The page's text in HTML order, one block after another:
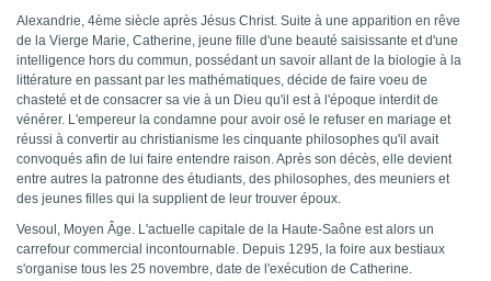
Alexandrie, 4ème siècle après Jésus Christ. Suite à une apparition en rêve
de la Vierge Marie, Catherine, jeune fille d'une beauté saisissante et d'une
intelligence hors du commun, possédant un savoir allant de la biologie à la
littérature en passant par les mathématiques, décide de faire voeu de
chasteté et de consacrer sa vie à un Dieu qu'il est à l'époque interdit de
vénérer. L'empereur la condamne pour avoir osé le refuser en mariage et
réussi à convertir au christianisme les cinquante philosophes qu'il avait
convoqués afin de lui faire entendre raison. Après son décès, elle devient
entre autres la patronne des étudiants, des philosophes, des meuniers et
des jeunes filles qui la supplient de leur trouver époux.
Vesoul, Moyen Âge. L'actuelle capitale de la Haute-Saône est alors un
carrefour commercial incontournable. Depuis 1295, la foire aux bestiaux
s'organise tous les 25 novembre, date de l'exécution de Catherine.